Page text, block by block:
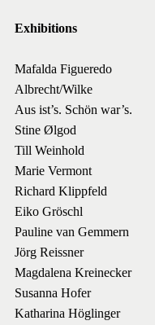
Exhibitions
Mafalda Figueredo
Albrecht/Wilke
Aus ist’s. Schön war’s.
Stine Ølgod
Till Weinhold
Marie Vermont
Richard Klippfeld
Eiko Gröschl
Pauline van Gemmern
Jörg Reissner
Magdalena Kreinecker
Susanna Hofer
Katharina Höglinger